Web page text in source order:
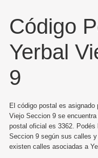
Código
Yerbal
9
El código postal es asignado
Viejo Seccion 9 se
postal oficial es 3362. Podés
Seccion 9 según sus calles
existen calles asociadas a